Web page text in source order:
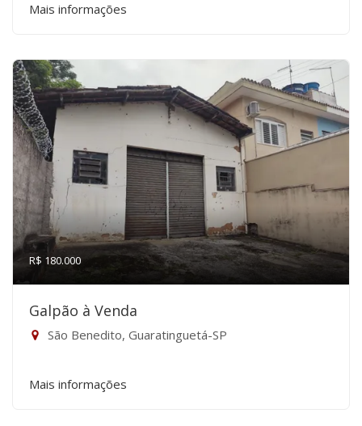
Mais informações
R$ 180.000
Galpão à Venda
São Benedito, Guaratinguetá-SP
Mais informações